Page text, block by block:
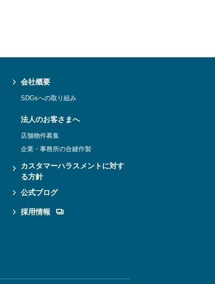
会社概要
SDGsへの取り組み
法人のお客さまへ
店舗物件募集
企業・事務所の合鍵作製
カスタマーハラスメントに対す
る方針
公式ブログ
採用情報